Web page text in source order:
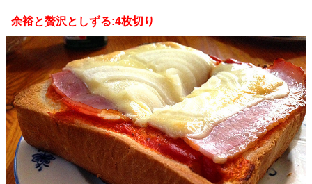
余裕と贅沢としずる:4枚切り